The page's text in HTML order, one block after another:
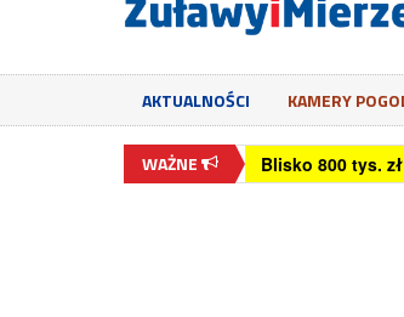
AKTUALNOŚCI KAMERY
WAŻNE Blisko 800 tys.